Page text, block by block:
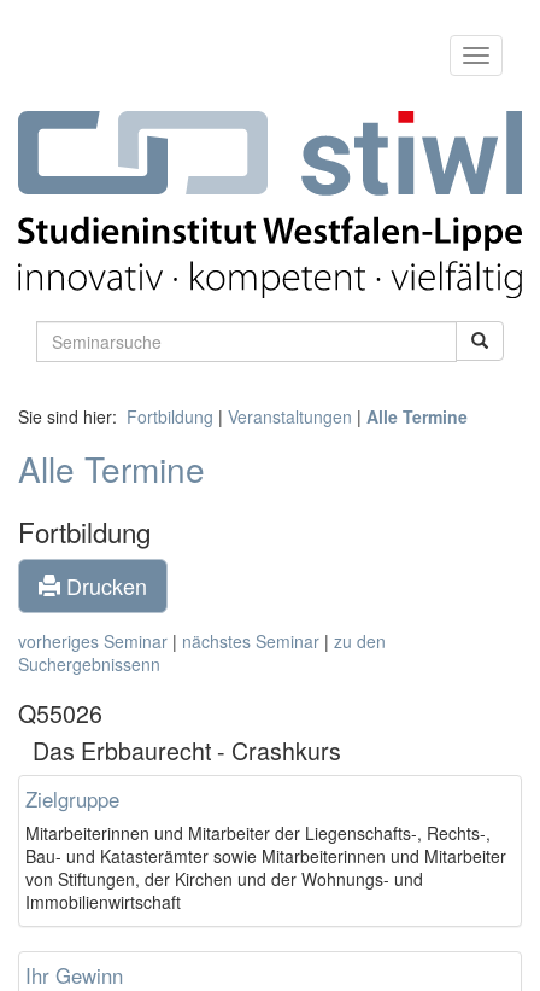
Sie sind hier: Fortbildung | Veranstaltungen | Alle Termine
Alle Termine
Fortbildung
Drucken
vorheriges Seminar | nächstes Seminar | zu den
Suchergebnissenn
Q55026
Das Erbbaurecht - Crashkurs
Zielgruppe
Mitarbeiterinnen und Mitarbeiter der Liegenschafts-, Rechts-,
Bau- und Katasterämter sowie Mitarbeiterinnen und Mitarbeiter
von Stiftungen, der Kirchen und der Wohnungs- und
Immobilienwirtschaft
Ihr Gewinn